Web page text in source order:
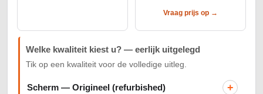
Vraag prijs op →
Welke kwaliteit kiest u? — eerlijk uitgelegd
Tik op een kwaliteit voor de volledige uitleg.
Scherm — Origineel (refurbished) +